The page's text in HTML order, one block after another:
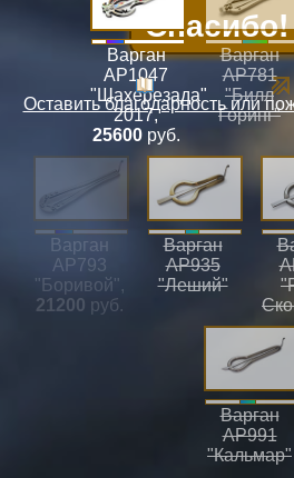
Спасибо!
Оставить благодарность или
Варган
АР1047
"Шахерезада"
2017,
25600руб.
Варган
АР781
"Билл
Горинг"
Варган
АР793
"Боривой",
21200 руб.
Варган
АР935
"Леший"
Варган
АР991
"Кальмар"